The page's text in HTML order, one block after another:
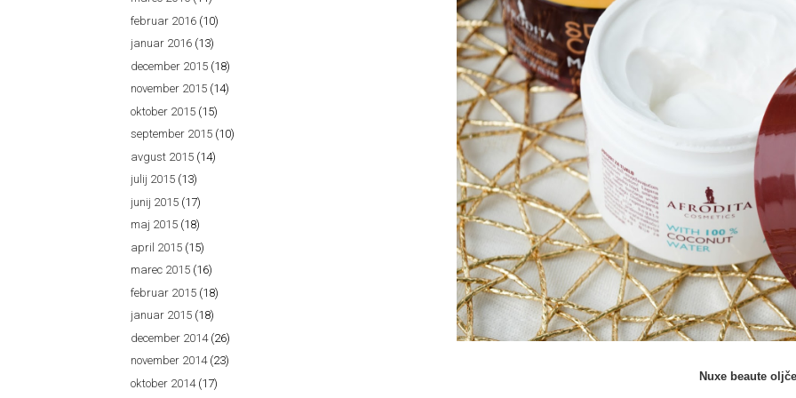
Nuxe beaute
februar 2016 (10)
januar 2016 (13)
december 2015 (18)
november 2015 (14)
oktober 2015 (15)
september 2015 (10)
avgust 2015 (14)
julij 2015 (13)
junij 2015 (17)
maj 2015 (18)
april 2015 (15)
marec 2015 (16)
februar 2015 (18)
januar 2015 (18)
december 2014(26)
november 2014(23)
oktober 2014(17)